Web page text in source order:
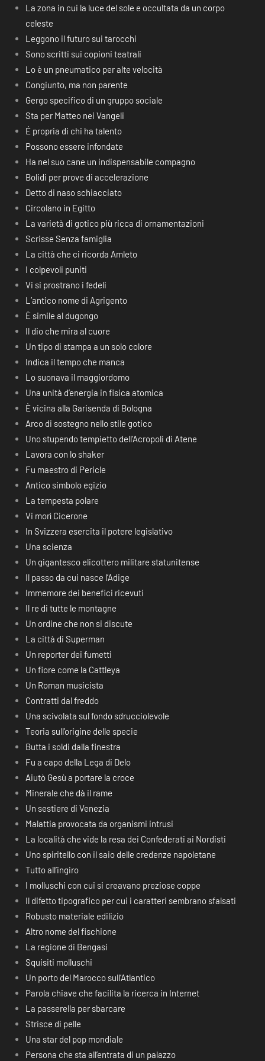
La zona in cui la luce del sole e occultata da un corpo
celeste
Leggono il futuro sui tarocchi
Sono scritti sui copioni teatrali
Lo è un pneumatico per alte velocità
Congiunto, ma non parente
Gergo specifico di un gruppo sociale
Sta per Matteo nei Vangeli
É propria di chi ha talento
Possono essere infondate
Ha nel suo cane un indispensabile compagno
Bolidi per prove di accelerazione
Detto di naso schiacciato
Circolano in Egitto
La varietà di gotico più ricca di ornamentazioni
Scrisse Senza famiglia
La città che ci ricorda Amleto
I colpevoli puniti
Vi si prostrano i fedeli
L’antico nome di Agrigento
È simile al dugongo
Il dio che mira al cuore
Un tipo di stampa a un solo colore
Indica il tempo che manca
Lo suonava il maggiordomo
Una unità d’energia in fisica atomica
È vicina alla Garisenda di Bologna
Arco di sostegno nello stile gotico
Uno stupendo tempietto dell’Acropoli di Atene
Lavora con lo shaker
Fu maestro di Pericle
Antico simbolo egizio
La tempesta polare
Vi morì Cicerone
In Svizzera esercita il potere legislativo
Una scienza
Un gigantesco elicottero militare statunitense
Il passo da cui nasce l’Adige
Immemore dei benefici ricevuti
Il re di tutte le montagne
Un ordine che non si discute
La città di Superman
Un reporter dei fumetti
Un fiore come la Cattleya
Un Roman musicista
Contratti dal freddo
Una scivolata sul fondo sdrucciolevole
Teoria sull’origine delle specie
Butta i soldi dalla finestra
Fu a capo della Lega di Delo
Aiutò Gesù a portare la croce
Minerale che dà il rame
Un sestiere di Venezia
Malattia provocata da organismi intrusi
La località che vide la resa dei Confederati ai Nordisti
Uno spiritello con il saio delle credenze napoletane
Tutto all’ingiro
I molluschi con cui si creavano preziose coppe
Il difetto tipografico per cui i caratteri sembrano sfalsati
Robusto materiale edilizio
Altro nome del fischione
La regione di Bengasi
Squisiti molluschi
Un porto del Marocco sull’Atlantico
Parola chiave che facilita la ricerca in Internet
La passerella per sbarcare
Strisce di pelle
Una star del pop mondiale
Persona che sta all’entrata di un palazzo